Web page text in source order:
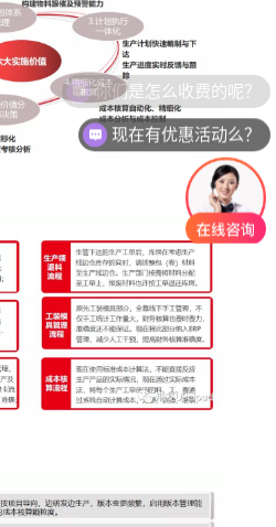
你们是怎么收费的呢？
现在有优惠活动么？